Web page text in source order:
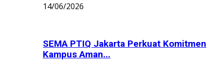
14/06/2026
SEMA PTIQ Jakarta Perkuat Komitmen
Kampus Aman...